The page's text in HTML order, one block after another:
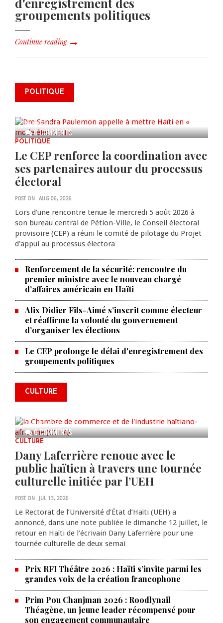
d'enregistrement des
groupements politiques
Continue reading
POLITIQUE
0 COMMENTS
mettre Haïti en « mode électoral
» à travers une vaste campagne
AUG 06, 2026
POLITIQUE
Le CEP renforce la coordination avec
ses partenaires autour du processus
électoral
POST ON AUG 06, 2026
Lors d'une rencontre tenue le mercredi 5 août 2026 à
son bureau central de Pétion-Ville, le Conseil électoral
provisoire (CEP) a réuni le comité de pilotage du Projet
d'appui au processus électora
Renforcement de la sécurité: rencontre du
premier ministre avec le nouveau chargé
d’affaires américain en Haïti
Alix Didier Fils-Aimé s’inscrit comme électeur
et réaffirme la volonté du gouvernement
d’organiser les élections
Le CEP prolonge le délai d'enregistrement des
groupements politiques
CULTURE
0 COMMENTS
La Chambre de commerce et de
l'industrie haïtiano-africaine
annonce des activités pour
commémorer le 235e
anniversaire de la cérémonie du
AUG 05, 2026
CULTURE
Dany Laferrière renoue avec le
public haïtien à travers une tournée
culturelle initiée par l’UEH
POST ON JUL 13, 2026
Le Rectorat de l’Université d’État d’Haïti (UEH) a
annoncé, dans une note publiée le dimanche 12 juillet, le
retour en Haïti de l’écrivain Dany Laferrière pour une
tournée culturelle de deux semai
Prix RFI Théâtre 2026 : Haïti s’invite parmi les
grandes voix de la création francophone
Prim Pou Chanjman 2026 : Roodlynail
Théagène, un jeune leader récompensé pour
son engagement communautaire